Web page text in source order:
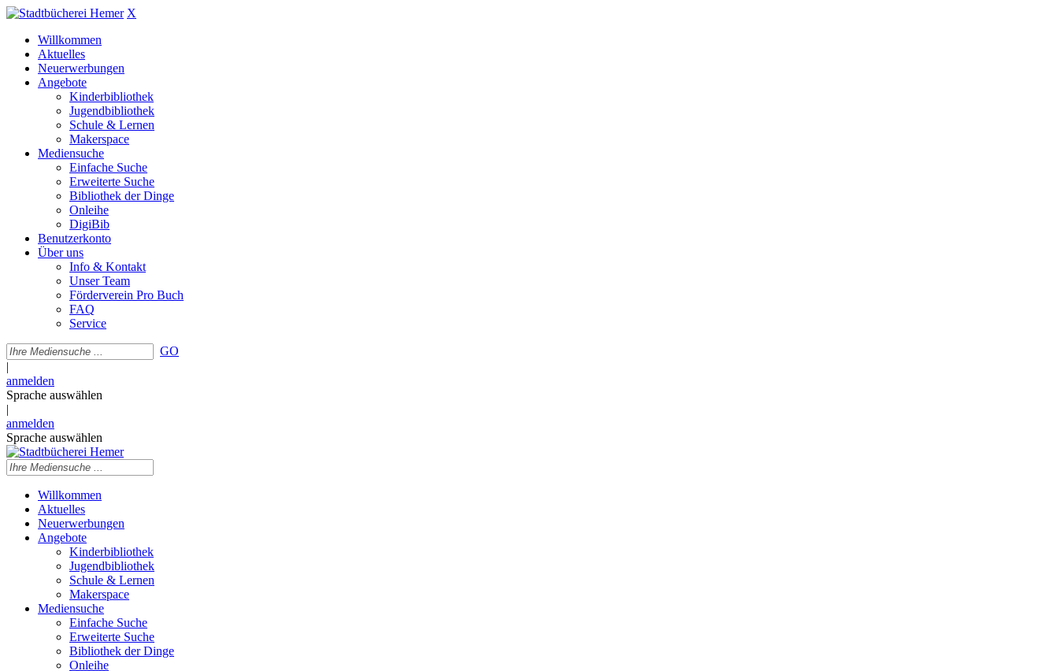
X
Willkommen
Aktuelles
Neuerwerbungen
Angebote
Kinderbibliothek
Jugendbibliothek
Schule & Lernen
Makerspace
Mediensuche
Einfache Suche
Erweiterte Suche
Bibliothek der Dinge
Onleihe
DigiBib
Benutzerkonto
Über uns
Info & Kontakt
Unser Team
Förderverein Pro Buch
FAQ
Service
GO
|
anmelden
Sprache auswählen
|
anmelden
Sprache auswählen
Willkommen
Aktuelles
Neuerwerbungen
Angebote
Kinderbibliothek
Jugendbibliothek
Schule & Lernen
Makerspace
Mediensuche
Einfache Suche
Erweiterte Suche
Bibliothek der Dinge
Onleihe